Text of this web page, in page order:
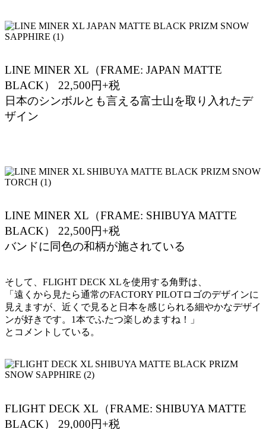
LINE MINER XL（FRAME: JAPAN MATTE
BLACK） 22,500円+税
日本のシンボルとも言える富士山を取り入れたデ
ザイン
LINE MINER XL（FRAME: SHIBUYA MATTE
BLACK） 22,500円+税
バンドに同色の和柄が施されている
そして、FLIGHT DECK XLを使用する角野は、
「遠くから見たら通常のFACTORY PILOTロゴのデザインに
見えますが、近くで見ると日本を感じられる細やかなデザイ
ンが好きです。1本でふたつ楽しめますね！」
とコメントしている。
FLIGHT DECK XL（FRAME: SHIBUYA MATTE
BLACK） 29,000円+税